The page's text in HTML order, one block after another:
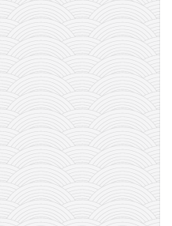
мој хаику
моменти и места
бонус садржај
светлопис
законоправило
духовни отац
православље
забрањена историја